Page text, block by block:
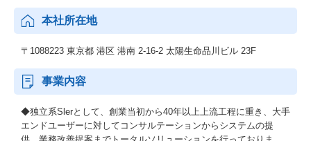
本社所在地
〒1088223 東京都 港区 港南 2-16-2 太陽生命品川ビル 23F
事業内容
◆独立系Slerとして、創業当初から40年以上上流工程に重き、大手
エンドユーザーに対してコンサルテーションからシステムの提